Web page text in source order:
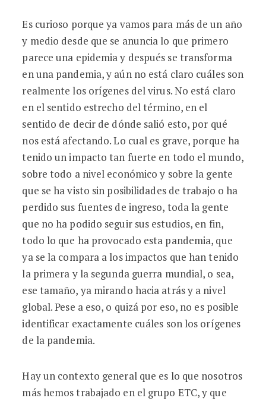
Es curioso porque ya vamos para más de un año
y medio desde que se anuncia lo que primero
parece una epidemia y después se transforma
en una pandemia, y aún no está claro cuáles son
realmente los orígenes del virus. No está claro
en el sentido estrecho del término, en el
sentido de decir de dónde salió esto, por qué
nos está afectando. Lo cual es grave, porque ha
tenido un impacto tan fuerte en todo el mundo,
sobre todo a nivel económico y sobre la gente
que se ha visto sin posibilidades de trabajo o ha
perdido sus fuentes de ingreso, toda la gente
que no ha podido seguir sus estudios, en fin,
todo lo que ha provocado esta pandemia, que
ya se la compara a los impactos que han tenido
la primera y la segunda guerra mundial, o sea,
ese tamaño, ya mirando hacia atrás y a nivel
global. Pese a eso, o quizá por eso, no es posible
identificar exactamente cuáles son los orígenes
de la pandemia.
Hay un contexto general que es lo que nosotros
más hemos trabajado en el grupo ETC, y que